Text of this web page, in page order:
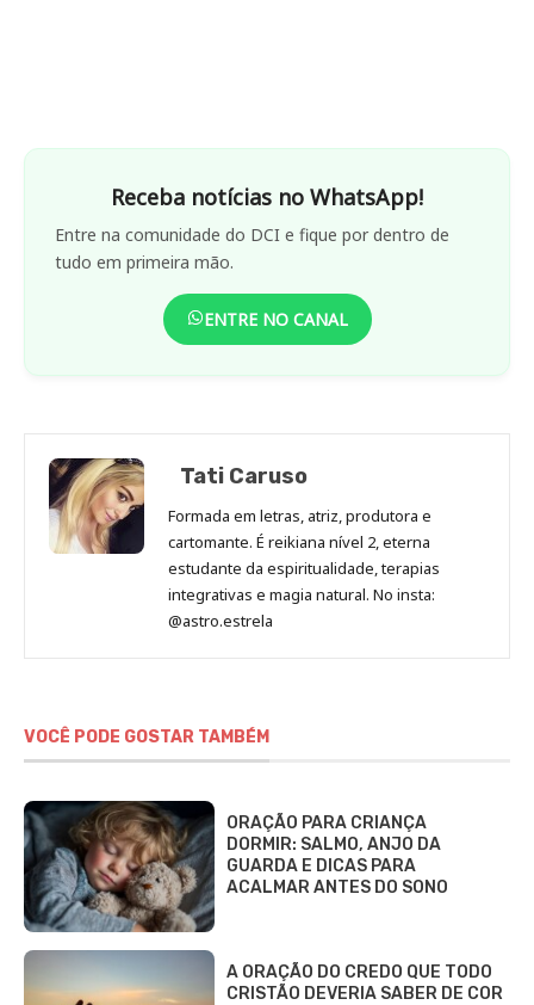
Receba notícias no WhatsApp!
Entre na comunidade do DCI e fique por dentro de
tudo em primeira mão.
ENTRE NO CANAL
Tati Caruso
Formada em letras, atriz, produtora e
cartomante. É reikiana nível 2, eterna
estudante da espiritualidade, terapias
integrativas e magia natural. No insta:
@astro.estrela
VOCÊ PODE GOSTAR TAMBÉM
ORAÇÃO PARA CRIANÇA
DORMIR: SALMO, ANJO DA
GUARDA E DICAS PARA
ACALMAR ANTES DO SONO
A ORAÇÃO DO CREDO QUE TODO
CRISTÃO DEVERIA SABER DE COR